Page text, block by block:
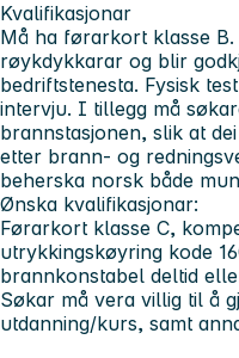
Kvalifikasjonar
Må ha førarkort klasse
røykdykkarar og blir
bedriftstenesta. Fysisk
intervju. I tillegg må
brannstasjonen, slik at
etter brann- og
beherska norsk både
Ønska kvalifikasjonar:
Førarkort klasse C,
utrykkingskøyring kode
brannkonstabel deltid
Søkar må vera villig til å
utdanning/kurs, samt